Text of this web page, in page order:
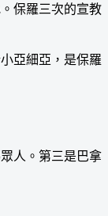
保羅三次的宣教
亞細亞，是保羅
人。第三是巴拿